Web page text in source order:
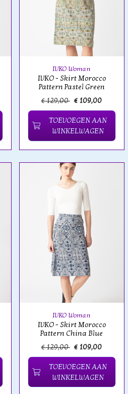
IVKO Woman
IVKO - Skirt Morocco
Pattern Pastel Green
€ 129,00 € 109,00
TOEVOEGEN AAN
WINKELWAGEN
IVKO Woman
IVKO - Skirt Morocco
Pattern China Blue
€ 129,00 € 109,00
TOEVOEGEN AAN
WINKELWAGEN